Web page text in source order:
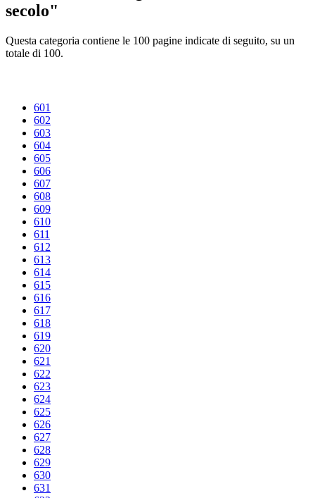
secolo"
Questa categoria contiene le 100 pagine indicate di seguito, su un
totale di 100.
601
602
603
604
605
606
607
608
609
610
611
612
613
614
615
616
617
618
619
620
621
622
623
624
625
626
627
628
629
630
631